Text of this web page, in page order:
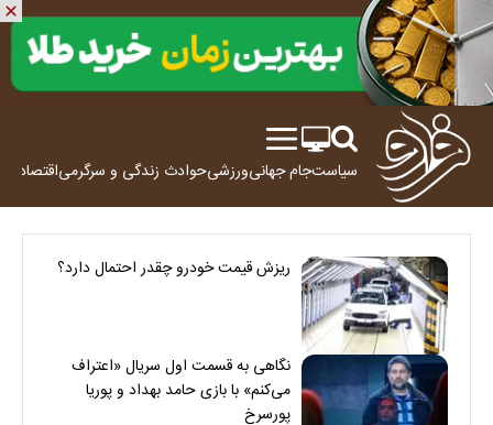
سیاستجام جهانیورزشیحوادث زندگی و سرگرمیاقتصاد
ریزش قیمت خودرو چقدر احتمال دارد؟
نگاهی به قسمت اول سریال «اعتراف
می‌کنم» با بازی حامد بهداد و پوریا
پورسرخ